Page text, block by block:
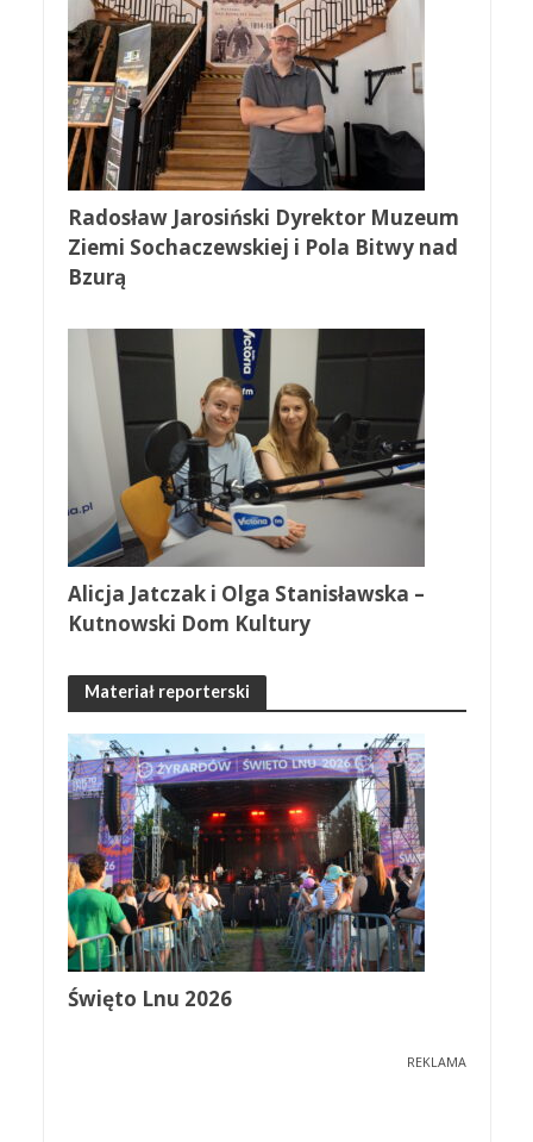
Radosław Jarosiński Dyrektor Muzeum
Ziemi Sochaczewskiej i Pola Bitwy nad
Bzurą
Alicja Jatczak i Olga Stanisławska –
Kutnowski Dom Kultury
Materiał reporterski
Święto Lnu 2026
REKLAMA